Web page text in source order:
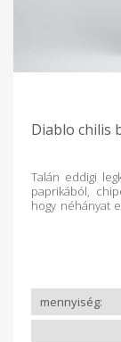
Diablo chilis
Talán eddigi
paprikából,
hogy néhányat